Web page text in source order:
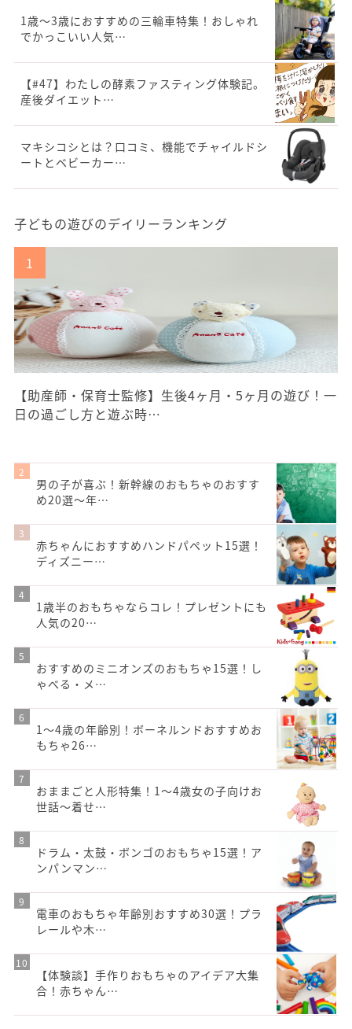
1歳～3歳におすすめの三輪車特集！おしゃれ
でかっこいい人気…
【#47】わたしの酵素ファスティング体験記。
産後ダイエット…
マキシコシとは？口コミ、機能でチャイルドシ
ートとベビーカー…
子どもの遊びのデイリーランキング
【助産師・保育士監修】生後4ヶ月・5ヶ月の遊び！一
日の過ごし方と遊ぶ時…
男の子が喜ぶ！新幹線のおもちゃのおすす
め20選〜年…
赤ちゃんにおすすめハンドパペット15選！
ディズニー…
1歳半のおもちゃならコレ！プレゼントにも
人気の20…
おすすめのミニオンズのおもちゃ15選！し
ゃべる・メ…
1〜4歳の年齢別！ボーネルンドおすすめお
もちゃ26…
おままごと人形特集！1〜4歳女の子向けお
世話〜着せ…
ドラム・太鼓・ボンゴのおもちゃ15選！ア
ンパンマン…
電車のおもちゃ年齢別おすすめ30選！プラ
レールや木…
【体験談】手作りおもちゃのアイデア大集
合！赤ちゃん…